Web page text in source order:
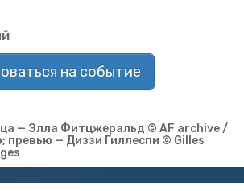
на событие
— Элла Фит­ц­же­ральд © AF archive /
пре­вью — Диззи Гил­лес­пи © Gilles